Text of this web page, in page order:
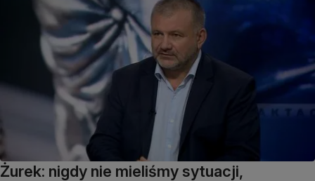
Żurek: nigdy nie mieliśmy sytuacji,